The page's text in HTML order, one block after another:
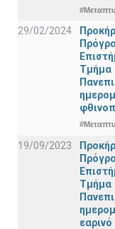
29/02/2024
19/09/2023